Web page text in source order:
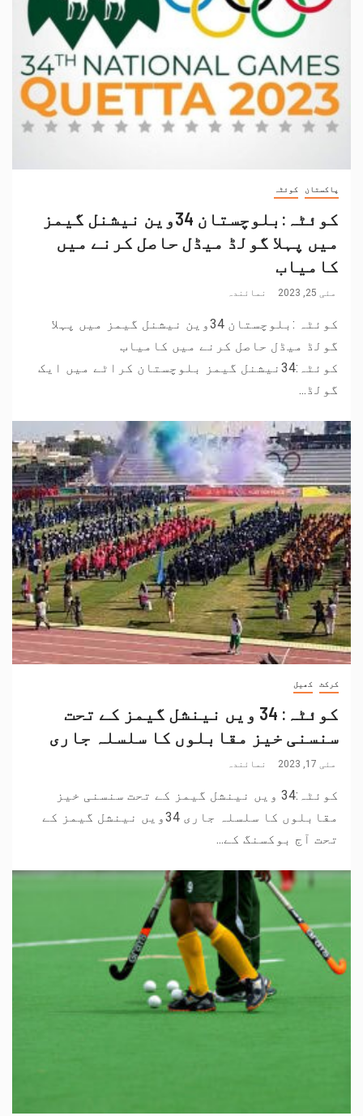
پاکستان کوئٹہ
کوئٹہ:بلوچستان 34وین نیشنل گیمز
میں پہلا گولڈ میڈل حاصل کرنے میں
کامیاب
مئی 25, 2023 نمائندہ
کوئٹہ :بلوچستان 34وین نیشنل گیمز میں پہلا
گولڈ میڈل حاصل کرنے میں کامیاب
کوئٹہ:34نیشنل گیمز بلوچستان کراٹے میں ایک
گولڈ...
کرکٹ کھیل
کوئٹہ: 34 ویں نینشل گیمز کے تحت
سنسنی خیز مقابلوں کا سلسلہ جاری
مئی 17, 2023 نمائندہ
کوئٹہ:34 ویں نینشل گیمز کے تحت سنسنی خیز
مقابلوں کا سلسلہ جاری 34ویں نینشل گیمز کے
تحت آج بوکسنگ کے...